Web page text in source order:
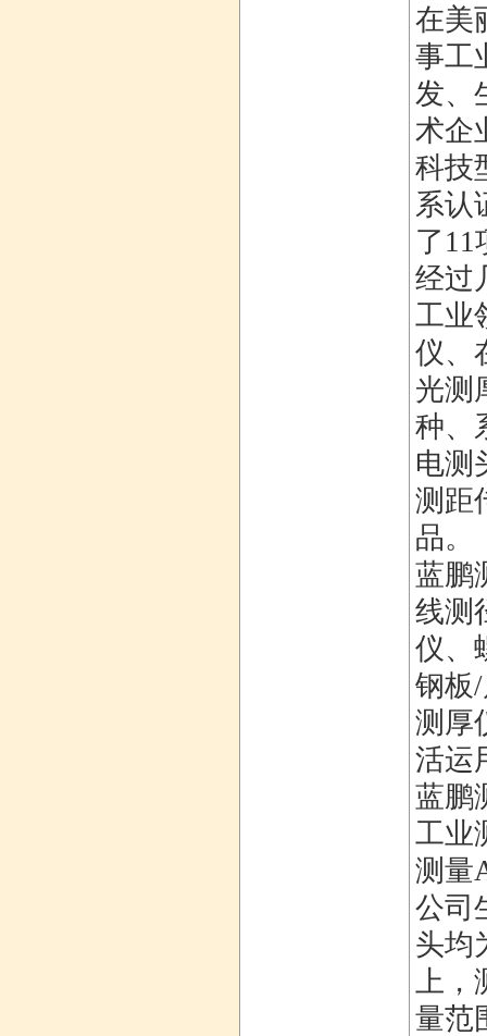
在美
事工
发、
术企
科技
系认
了11
经过
工业
仪、
光测
种、
电测
测距
品。
蓝鹏
线测
仪、
钢板
测厚
活运
蓝鹏
工业
测量
公司
头均
上，
量范